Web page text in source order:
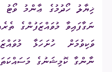
ނަގާފައިވާ މުވައްޒަފުންގެ
ވަކިވުމަށް ހުށަހަޅާ
ނާންގާ ކޮމިޝަނުގެ